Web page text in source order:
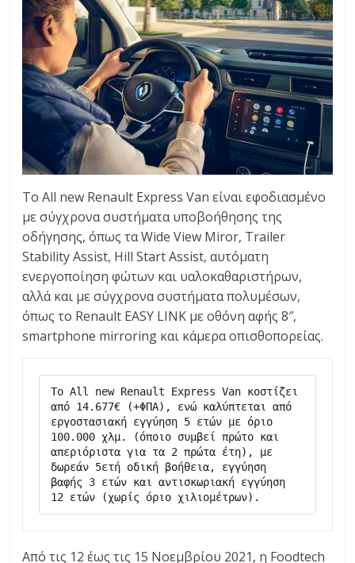
To All new Renault Express Van είναι εφοδιασμένο
με σύγχρονα συστήματα υποβοήθησης της
οδήγησης, όπως τα Wide View Miror, Trailer
Stability Assist, Hill Start Assist, αυτόματη
ενεργοποίηση φώτων και υαλοκαθαριστήρων,
αλλά και με σύγχρονα συστήματα πολυμέσων,
όπως το Renault EASY LINK με οθόνη αφής 8″,
smartphone mirroring και κάμερα οπισθοπορείας.
Το All new Renault Express Van κοστίζει
από 14.677€ (+ΦΠΑ), ενώ καλύπτεται από
εργοστασιακή εγγύηση 5 ετών με όριο
100.000 χλμ. (όποιο συμβεί πρώτο και
απεριόριστα για τα 2 πρώτα έτη), με
δωρεάν 5ετή οδική βοήθεια, εγγύηση
βαφής 3 ετών και αντισκωριακή εγγύηση
12 ετών (χωρίς όριο χιλιομέτρων).
Από τις 12 έως τις 15 Νοεμβρίου 2021, η Foodtech